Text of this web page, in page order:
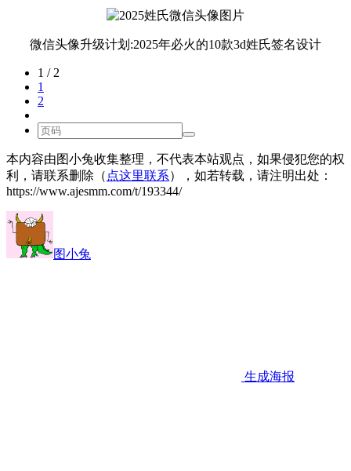
微信头像升级计划:2025年必火的10款3d姓氏签名设计
1 / 2
1
2
本内容由图小兔收集整理，不代表本站观点，如果侵犯您的权
利，请联系删除（ 点这里联系），如若转载，请注明出处：
https://www.ajesmm.com/t/193344/
图小兔
生成海报